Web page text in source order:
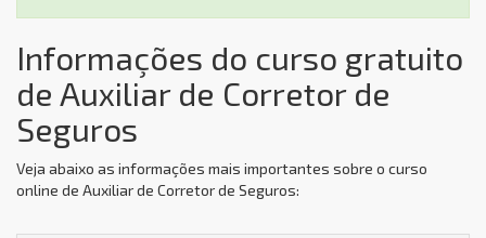
Informações do curso gratuito
de Auxiliar de Corretor de
Seguros
Veja abaixo as informações mais importantes sobre o curso
online de Auxiliar de Corretor de Seguros: